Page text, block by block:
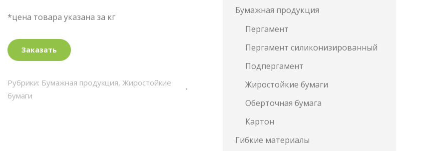
*цена товара указана за кг
Заказать
Рубрики: Бумажная продукция, Жиростойкие
бумаги
Бумажная продукция
Пергамент
Пергамент силиконизированный
Подпергамент
Жиростойкие бумаги
Оберточная бумага
Картон
Гибкие материалы